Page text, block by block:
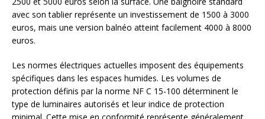
avec son tablier représente un investissement de 1500 à 3000
euros, mais une version balnéo atteint facilement 4000 à 8000
euros.
Les normes électriques actuelles imposent des équipements
spécifiques dans les espaces humides. Les volumes de
protection définis par la norme NF C 15-100 déterminent le
type de luminaires autorisés et leur indice de protection